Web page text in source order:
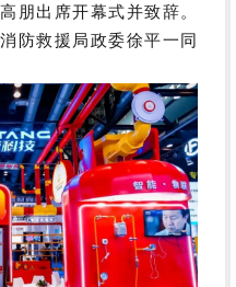
朋出席开幕式并致辞。
防救援局政委徐平一同